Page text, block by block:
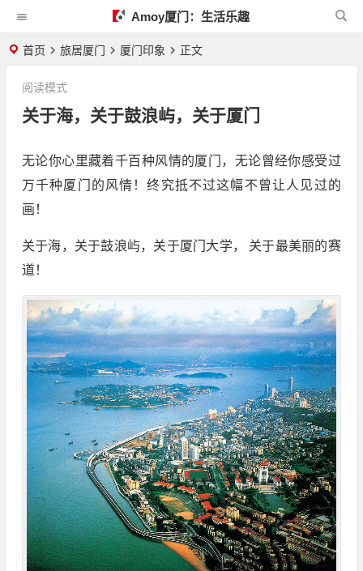
Amoy厦门：生活乐趣
首页 旅居厦门 厦门印象 正文
关于海，关于鼓浪屿，关于厦门
阅读模式
无论你心里藏着千百种风情的厦门，无论曾经你感受过
万千种厦门的风情！终究抵不过这幅不曾让人见过的
画！
关于海，关于鼓浪屿，关于厦门大学， 关于最美丽的赛
道！